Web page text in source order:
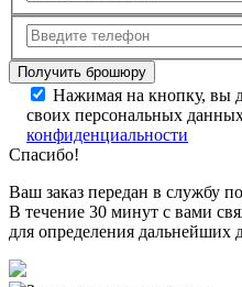
Нажимая на кнопку, вы
своих персональных
конфиденциальности
Спасибо!
Ваш заказ передан в службу
В течение 30 минут с вами
для определения дальнейших